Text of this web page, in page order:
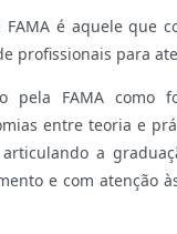
é aquele que
profissionais para
pela FAMA como
entre teoria e
a
e com atenção